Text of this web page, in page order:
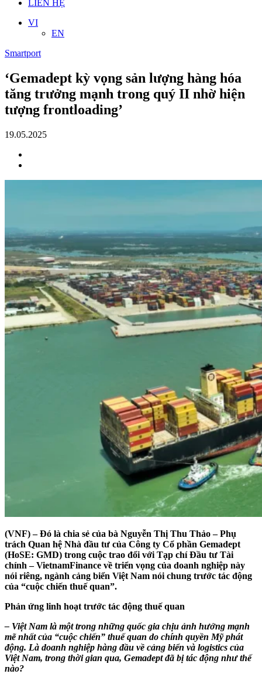
LIÊN HỆ
VI
EN
Smartport
‘Gemadept kỳ vọng sản lượng hàng hóa
tăng trưởng mạnh trong quý II nhờ hiện
tượng frontloading’
19.05.2025
(VNF) – Đó là chia sẻ của bà Nguyễn Thị Thu Thảo – Phụ
trách Quan hệ Nhà đầu tư của Công ty Cổ phần Gemadept
(HoSE: GMD) trong cuộc trao đổi với Tạp chí Đầu tư Tài
chính – VietnamFinance về triển vọng của doanh nghiệp này
nói riêng, ngành cảng biển Việt Nam nói chung trước tác động
của “cuộc chiến thuế quan”.
Phản ứng linh hoạt trước tác động thuế quan
– Việt Nam là một trong những quốc gia chịu ảnh hưởng mạnh
mẽ nhất của “cuộc chiến” thuế quan do chính quyền Mỹ phát
động. Là doanh nghiệp hàng đầu về cảng biển và logistics của
Việt Nam, trong thời gian qua, Gemadept đã bị tác động như thế
nào?